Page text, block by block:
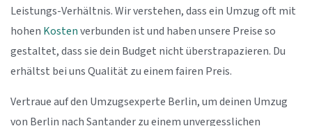
Leistungs-Verhältnis. Wir verstehen, dass ein Umzug oft mit
hohen Kostenverbunden ist und haben unsere Preise so
gestaltet, dass sie dein Budget nicht überstrapazieren. Du
erhältst bei uns Qualität zu einem fairen Preis.
Vertraue auf den Umzugsexperte Berlin, um deinen Umzug
von Berlin nach Santander zu einem unvergesslichen